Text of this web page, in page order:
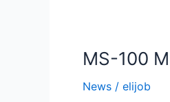
MS-100
News / elijob
Manómetro